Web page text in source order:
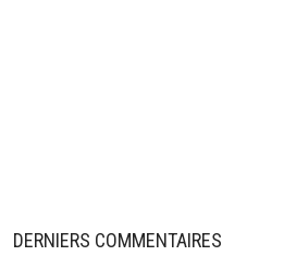
DERNIERS COMMENTAIRES